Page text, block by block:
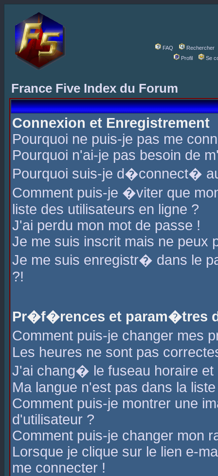
FAQ
Rechercher
Profil
Se
France Five Index du Forum
Connexion et Enregistrement
Pourquoi ne puis-je pas me
Pourquoi n'ai-je pas besoin de
Pourquoi suis-je d�connect�
Comment puis-je �viter que
liste des utilisateurs en ligne ?
J'ai perdu mon mot de passe !
Je me suis inscrit mais ne peux
Je me suis enregistr� dans le
?!
Pr�f�rences et param�tres
Comment puis-je changer mes
Les heures ne sont pas
J'ai chang� le fuseau horaire
Ma langue n'est pas dans la
Comment puis-je montrer une
d'utilisateur ?
Comment puis-je changer mon
Lorsque je clique sur le lien e-
me connecter !